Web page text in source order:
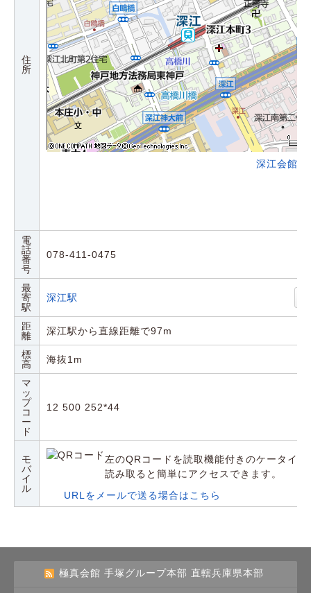
住
所
深江会館
電
話
番
号
078-411-0475
最
寄
駅
深江駅
距
離
深江駅から直線距離で97m
標
高
海抜1m
マ
ッ
プ
コ
ー
ド
12 500 252*44
モ
バ
イ
ル
左のQRコードを読取機能付きのケータイ
読み取ると簡単にアクセスできます。
URLをメールで送る場合はこちら
極真会館 手塚グループ本部 直轄兵庫県本部